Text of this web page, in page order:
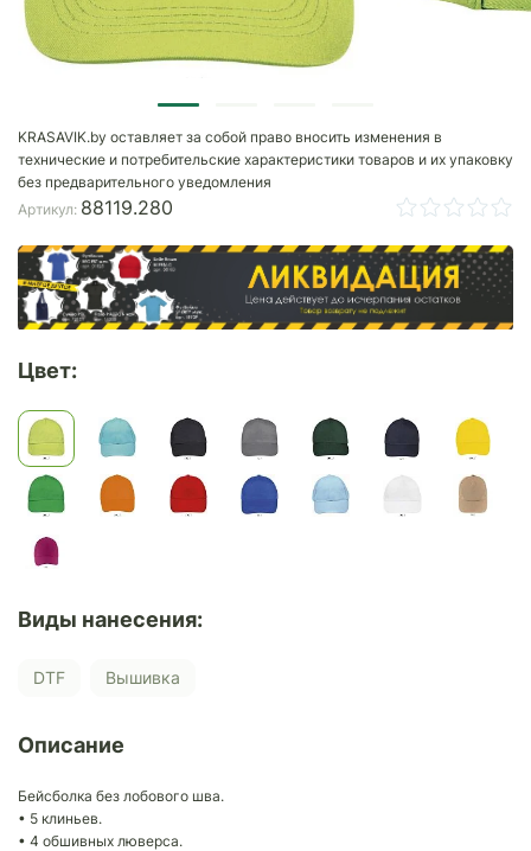
KRASAVIK.by оставляет за собой право вносить изменения в
технические и потребительские характеристики товаров и их упаковку
без предварительного уведомления
Артикул: 88119.280
Цвет:
Виды нанесения:
DTF Вышивка
Описание
Бейсболка без лобового шва.
• 5 клиньев.
• 4 обшивных люверса.